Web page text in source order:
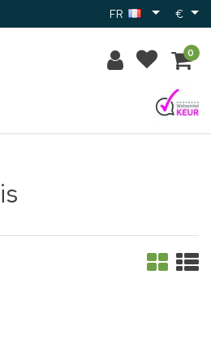
FR €
0